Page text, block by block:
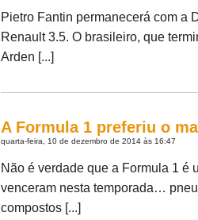
Pietro Fantin permanecerá com a
Renault 3.5. O brasileiro, que
Arden [...]
A Formula 1 preferiu o
quarta-feira, 10 de dezembro de 2014 às 16:47
Não é verdade que a Formula 1 é
venceram nesta temporada…
compostos [...]